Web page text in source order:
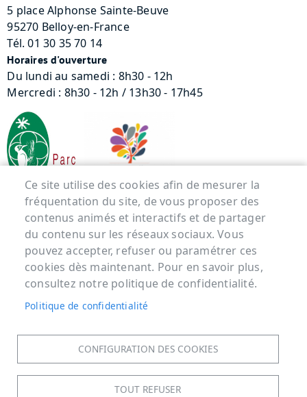
5 place Alphonse Sainte-Beuve
95270 Belloy-en-France
Tél. 01 30 35 70 14
Horaires d'ouverture
Du lundi au samedi : 8h30 - 12h
Mercredi : 8h30 - 12h / 13h30 - 17h45
Menu Pied de page
ACCUEIL
MENTIONS LÉGALES
DONNÉES PERSONNELLES
ACCESSIBILITÉ : NON CONFORME
Ce site utilise des cookies afin de mesurer la
fréquentation du site, de vous proposer des
contenus animés et interactifs et de partager
du contenu sur les réseaux sociaux. Vous
pouvez accepter, refuser ou paramétrer ces
cookies dès maintenant. Pour en savoir plus,
consultez notre politique de confidentialité.
Politique de confidentialité
CONFIGURATION DES COOKIES
TOUT REFUSER